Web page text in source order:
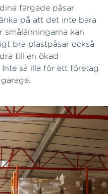
färgade påsar
på att det inte bara
kan
bra plastpåsar också
till en ökad
så illa för ett företag